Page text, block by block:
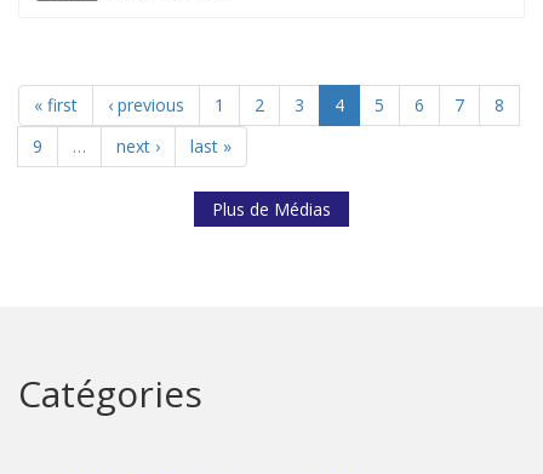
« first ‹ previous 1 2 3 4 5 6 7
8
9
… next › last »
Plus de Médias
Catégories